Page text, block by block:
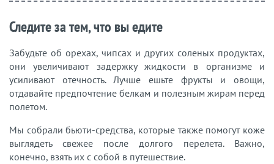
Следите за тем, что вы едите
Забудьте об орехах, чипсах и других соленых продуктах,
они увеличивают задержку жидкости в организме и
усиливают отечность. Лучше ешьте фрукты и овощи,
отдавайте предпочтение белкам и полезным жирам перед
полетом.
Мы собрали бьюти-средства, которые также помогут коже
выглядеть свежее после долгого перелета. Важно,
конечно, взять их с собой в путешествие.